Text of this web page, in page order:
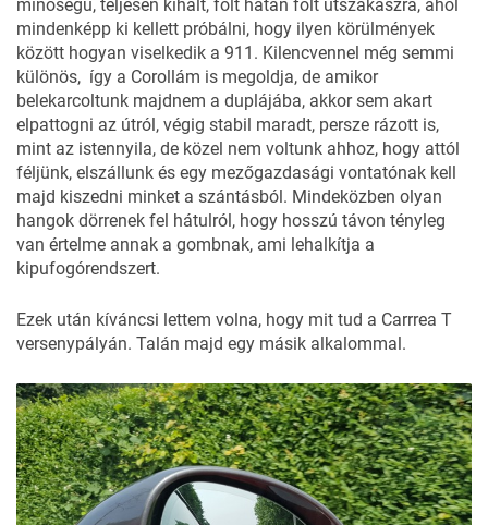
minőségű, teljesen kihalt, folt hátán folt útszakaszra, ahol
mindenképp ki kellett próbálni, hogy ilyen körülmények
között hogyan viselkedik a 911. Kilencvennel még semmi
különös, így a Corollám is megoldja, de amikor
belekarcoltunk majdnem a duplájába, akkor sem akart
elpattogni az útról, végig stabil maradt, persze rázott is,
mint az istennyila, de közel nem voltunk ahhoz, hogy attól
féljünk, elszállunk és egy mezőgazdasági vontatónak kell
majd kiszedni minket a szántásból. Mindeközben olyan
hangok dörrenek fel hátulról, hogy hosszú távon tényleg
van értelme annak a gombnak, ami lehalkítja a
kipufogórendszert.
Ezek után kíváncsi lettem volna, hogy mit tud a Carrrea T
versenypályán. Talán majd egy másik alkalommal.